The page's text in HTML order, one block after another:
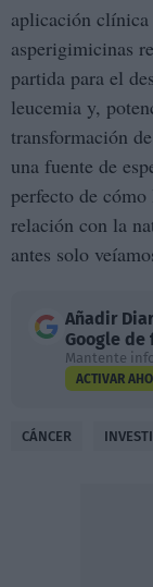
aplicación
asperigimicinas
partida para el
leucemia y,
transformación
una fuente de
perfecto de
relación con la
antes solo
Añadir
Google
Mantente
ACTIVAR
CÁNCER